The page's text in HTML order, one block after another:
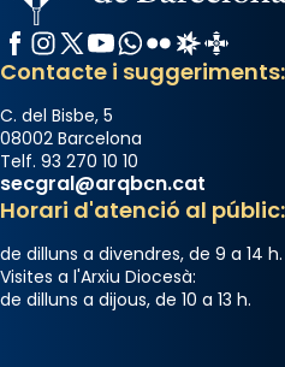
Facebook
Instagram
X / Twitter
YouTube
WhatsApp
FlickrRadio Estel
Contacte i suggeriments:
C. del Bisbe, 5
08002 Barcelona
Telf. 93 270 10 10
secgral@arqbcn.cat
Horari d'atenció al públic:
de dilluns a divendres, de 9 a 14 h.
Visites a l'Arxiu Diocesà:
de dilluns a dijous, de 10 a 13 h.